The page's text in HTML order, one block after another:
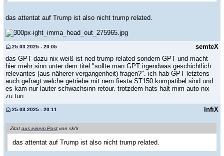
das attentat auf Trump ist also nicht trump related.
semteX
25.03.2025 - 20:05
das GPT dazu nix weiß ist ned trump related sondern GPT und macht
hier mehr sinn unter dem titel "sollte man GPT irgendwas geschichtlich
relevantes (aus näherer vergangenheit) fragen?". ich hab GPT letztens
auch gefragt welche getriebe mit nem fiesta ST150 kompatibel sind und
es kam nur lauter schwachsinn retour. trotzdem hats halt mim auto nix
zu tun
InfiX
25.03.2025 - 20:11
Zitat aus einem Post von sk/\r
das attentat auf Trump ist also nicht trump related.